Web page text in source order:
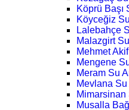
Köprü Başı
Köyceğiz
Lalebahçe
Malazgirt
Mehmet
Mengene
Meram Su
Mevlana Su
Mimarsinan
Musalla